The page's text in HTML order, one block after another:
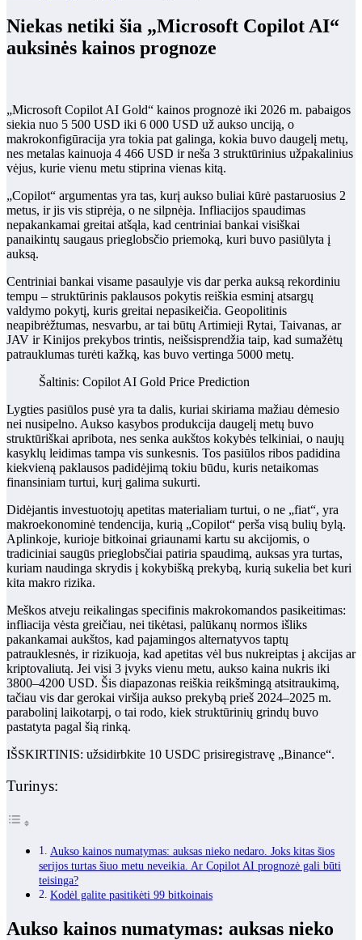
Niekas netiki šia „Microsoft Copilot AI“
auksinės kainos prognoze
„Microsoft Copilot AI Gold“ kainos prognozė iki 2026 m. pabaigos
siekia nuo 5 500 USD iki 6 000 USD už aukso unciją, o
makrokonfigūracija yra tokia pat galinga, kokia buvo daugelį metų,
nes metalas kainuoja 4 466 USD ir neša 3 struktūrinius užpakalinius
vėjus, kurie vienu metu stiprina vienas kitą.
„Copilot“ argumentas yra tas, kurį aukso buliai kūrė pastaruosius 2
metus, ir jis vis stiprėja, o ne silpnėja. Infliacijos spaudimas
nepakankamai greitai atšąla, kad centriniai bankai visiškai
panaikintų saugaus prieglobsčio priemoką, kuri buvo pasiūlyta į
auksą.
Centriniai bankai visame pasaulyje vis dar perka auksą rekordiniu
tempu – struktūrinis paklausos pokytis reiškia esminį atsargų
valdymo pokytį, kuris greitai nepasikeičia. Geopolitinis
neapibrėžtumas, nesvarbu, ar tai būtų Artimieji Rytai, Taivanas, ar
JAV ir Kinijos prekybos trintis, neišsisprendžia taip, kad sumažėtų
patrauklumas turėti kažką, kas buvo vertinga 5000 metų.
Šaltinis: Copilot AI Gold Price Prediction
Lygties pasiūlos pusė yra ta dalis, kuriai skiriama mažiau dėmesio
nei nusipelno. Aukso kasybos produkcija daugelį metų buvo
struktūriškai apribota, nes senka aukštos kokybės telkiniai, o naujų
kasyklų leidimas tampa vis sunkesnis. Tos pasiūlos ribos padidina
kiekvieną paklausos padidėjimą tokiu būdu, kuris netaikomas
finansiniam turtui, kurį galima sukurti.
Didėjantis investuotojų apetitas materialiam turtui, o ne „fiat“, yra
makroekonominė tendencija, kurią „Copilot“ perša visą bulių bylą.
Aplinkoje, kurioje bitkoinai griaunami kartu su akcijomis, o
tradiciniai saugūs prieglobsčiai patiria spaudimą, auksas yra turtas,
kuriam naudinga skrydis į kokybišką prekybą, kurią sukelia bet kuri
kita makro rizika.
Meškos atveju reikalingas specifinis makrokomandos pasikeitimas:
infliacija vėsta greičiau, nei tikėtasi, palūkanų normos išliks
pakankamai aukštos, kad pajamingos alternatyvos taptų
patrauklesnės, ir rizikuoja, kad apetitas vėl bus nukreiptas į akcijas ar
kriptovaliutą. Jei visi 3 įvyks vienu metu, aukso kaina nukris iki
3800–4200 USD. Šis diapazonas reiškia reikšmingą atsitraukimą,
tačiau vis dar gerokai viršija aukso prekybą prieš 2024–2025 m.
parabolinį laikotarpį, o tai rodo, kiek struktūrinių grindų buvo
pastatyta pagal šią rinką.
IŠSKIRTINIS: užsidirbkite 10 USDC prisiregistravę „Binance“.
Turinys:
Aukso kainos numatymas: auksas nieko nedaro. Joks kitas šios
serijos turtas šiuo metu neveikia. Ar Copilot AI prognozė gali būti
teisinga?
Kodėl galite pasitikėti 99 bitkoinais
Aukso kainos numatymas: auksas nieko